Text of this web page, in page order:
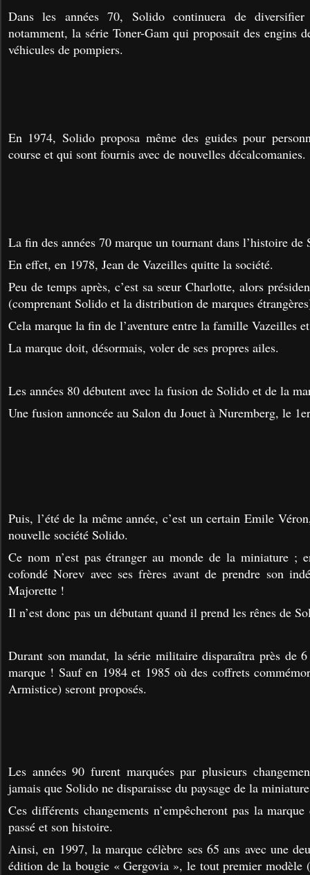
Dans les années 70, Solido continuera de
notamment, la série Toner-Gam qui proposait des engins
véhicules de pompiers.
En 1974, Solido proposa même des guides pour
course et qui sont fournis avec de nouvelles décalcomanies.
La fin des années 70 marque un tournant dans l’histoire de
En effet, en 1978, Jean de Vazeilles quitte la société.
Peu de temps après, c’est sa sœur Charlotte, alors
(comprenant Solido et la distribution de marques
Cela marque la fin de l’aventure entre la famille Vazeilles
La marque doit, désormais, voler de ses propres ailes.
Les années 80 débutent avec la fusion de Solido et de la
Une fusion annoncée au Salon du Jouet à Nuremberg, le
Puis, l’été de la même année, c’est un certain Emile
nouvelle société Solido.
Ce nom n’est pas étranger au monde de la miniature ;
cofondé Norev avec ses frères avant de prendre son
Majorette !
Il n’est donc pas un débutant quand il prend les rênes de
Durant son mandat, la série militaire disparaîtra près de
marque ! Sauf en 1984 et 1985 où des coffrets
Armistice) seront proposés.
Les années 90 furent marquées par plusieurs
jamais que Solido ne disparaisse du paysage de la
Ces différents changements n’empêcheront pas la
passé et son histoire.
Ainsi, en 1997, la marque célèbre ses 65 ans avec une
édition de la bougie « Gergovia », le tout premier modèle